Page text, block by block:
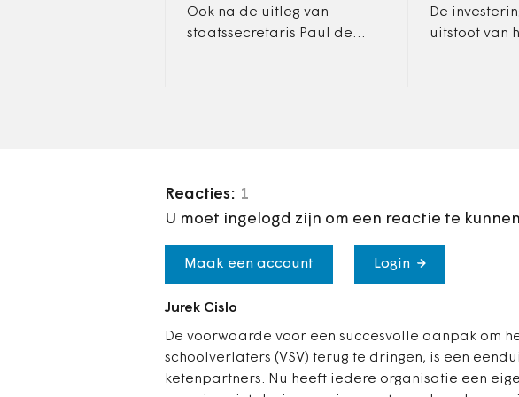
Ook na de uitleg van
staatssecretaris Paul de
De
uitstoot van
Reacties: 1
U moet ingelogd zijn om een reactie te
Maak een account Login
Jurek Cislo
De voorwaarde voor een succesvolle aanpak om
schoolverlaters (VSV) terug te dringen, is een
ketenpartners. Nu heeft iedere organisatie een